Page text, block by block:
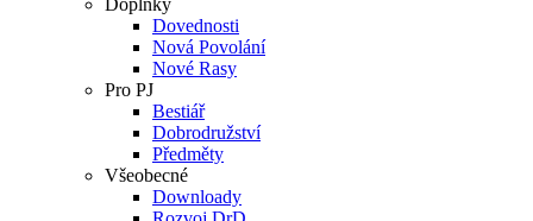
Dovednosti
Nová Povolání
Nové Rasy
Pro PJ
Bestiář
Dobrodružství
Předměty
Všeobecné
Downloady